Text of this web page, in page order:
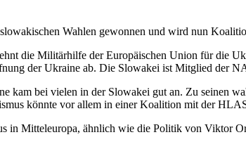
Wahlen gewonnen und wird nun
die Militärhilfe der Europäischen Union für die
der Ukraine ab. Die Slowakei ist Mitglied der
kam bei vielen in der Slowakei gut an. Zu seinen
könnte vor allem in einer Koalition mit der
in Mitteleuropa, ähnlich wie die Politik von Viktor